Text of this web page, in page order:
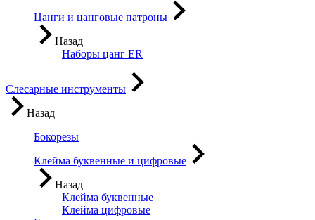
Цанги и цанговые патроны
Назад
Наборы цанг ER
Слесарные инструменты
Назад
Бокорезы
Клейма буквенные и цифровые
Назад
Клейма буквенные
Клейма цифровые